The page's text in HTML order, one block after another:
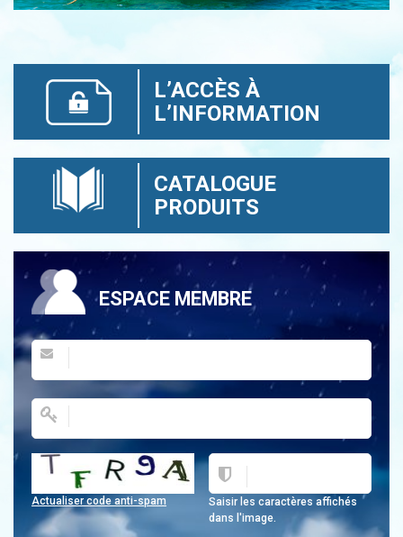
L’ACCÈS À
L’INFORMATION
CATALOGUE
PRODUITS
ESPACE MEMBRE
Saisir les caractères affichés
dans l'image.
Actualiser code anti-spam